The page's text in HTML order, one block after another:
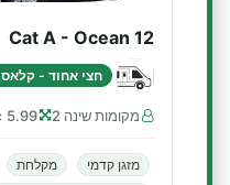
Cat A - Ocean 12
חצי אחוד - קלאס SI
מקומות שינה 2 5.99 × 2.14 m
מזגן קדמי מקלחת